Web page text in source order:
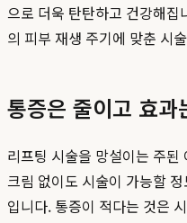
으로 더욱 탄탄하고 건강해
의 피부 재생 주기에 맞춘 시
통증은 줄이고 효과
리프팅 시술을 망설이는 주
크림 없이도 시술이 가능할
입니다. 통증이 적다는 것은